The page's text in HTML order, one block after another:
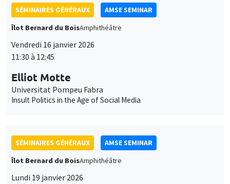
SÉMINAIRES GÉNÉRAUX
AMSE SEMINAR
Îlot Bernard du BoisAmphithéâtre
Vendredi 16 janvier 2026
11:30 à 12:45
Elliot Motte
Universitat Pompeu Fabra
Insult Politics in the Age of Social Media
SÉMINAIRES GÉNÉRAUX
AMSE SEMINAR
Îlot Bernard du BoisAmphithéâtre
Lundi 19 janvier 2026